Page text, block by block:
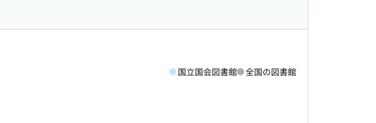
国立国会図書館 全国の図書館